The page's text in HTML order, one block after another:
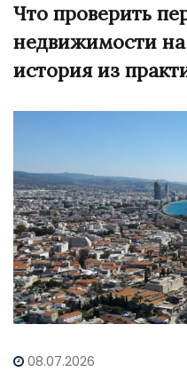
Что проверить
недвижимости
история из
08.07.2026